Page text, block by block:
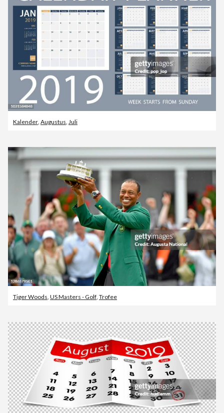
Kalender, Augustus, Juli
Tiger Woods US Masters - Golf Trofee